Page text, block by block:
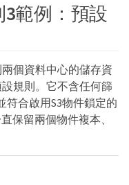
3範例：預設
個資料中心的儲存資
規則。它不含任何篩
符合啟用S3物件鎖定的
保留兩個物件複本、